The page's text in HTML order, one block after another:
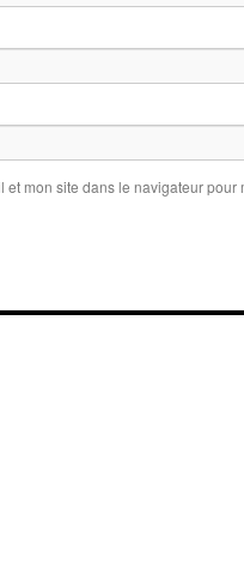
et mon site dans le navigateur